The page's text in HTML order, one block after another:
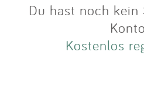
Du hast noch
Kostenlos